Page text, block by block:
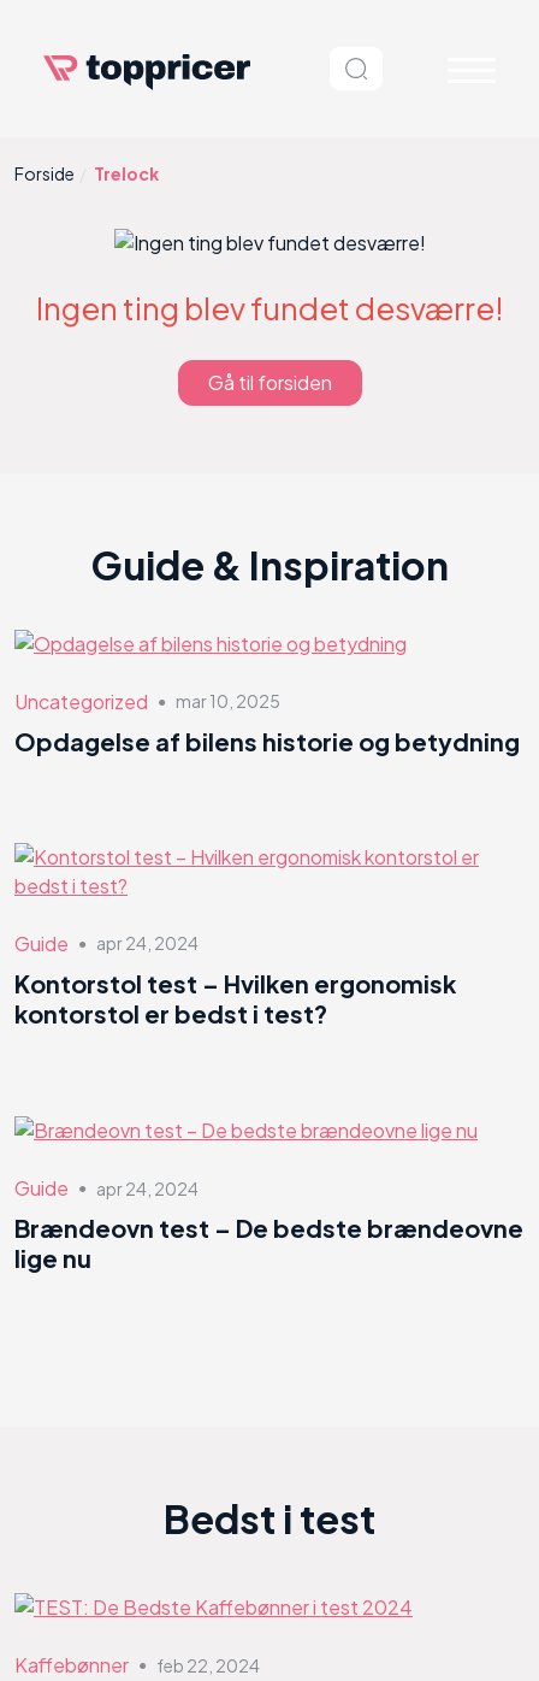
Forside Trelock
Ingen ting blev fundet desværre!
Gå til forsiden
Guide & Inspiration
Uncategorized ● mar 10, 2025
Opdagelse af bilens historie og betydning
Guide ● apr 24, 2024
Kontorstol test – Hvilken ergonomisk
kontorstol er bedst i test?
Guide ● apr 24, 2024
Brændeovn test – De bedste brændeovne
lige nu
Bedst i test
Kaffebønner ● feb 22, 2024